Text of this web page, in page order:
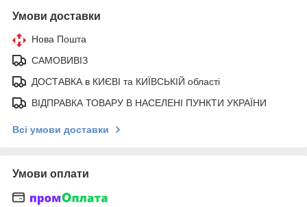
Умови доставки
Нова Пошта
САМОВИВІЗ
ДОСТАВКА в КИЄВІ та КИЇВСЬКІЙ області
ВІДПРАВКА ТОВАРУ В НАСЕЛЕНІ ПУНКТИ УКРАЇНИ
Всі умови доставки
Умови оплати